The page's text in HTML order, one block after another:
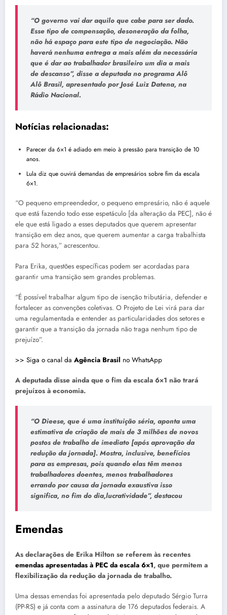
“O governo vai dar aquilo que cabe para ser dado.
Esse tipo de compensação, desoneração da folha,
não há espaço para este tipo de negociação. Não
haverá nenhuma entrega a mais além da necessária
que é dar ao trabalhador brasileiro um dia a mais
de descanso”, disse a deputada no programa Alô
Alô Brasil, apresentado por José Luiz Datena, na
Rádio Nacional.
Notícias relacionadas:
Parecer da 6×1 é adiado em meio à pressão para transição de 10
anos.
Lula diz que ouvirá demandas de empresários sobre fim da escala
6×1.
“O pequeno empreendedor, o pequeno empresário, não é aquele
que está fazendo todo esse espetáculo [da alteração da PEC], não é
ele que está ligado a esses deputados que querem apresentar
transição em dez anos, que querem aumentar a carga trabalhista
para 52 horas,” acrescentou.
Para Erika, questões específicas podem ser acordadas para
garantir uma transição sem grandes problemas.
“É possível trabalhar algum tipo de isenção tributária, defender e
fortalecer as convenções coletivas. O Projeto de Lei virá para dar
uma regulamentada e entender as particularidades dos setores e
garantir que a transição da jornada não traga nenhum tipo de
prejuízo”.
>> Siga o canal da Agência Brasil no WhatsApp
A deputada disse ainda que o fim da escala 6×1 não trará
prejuízos à economia.
“O Dieese, que é uma instituição séria, aponta uma
estimativa de criação de mais de 3 milhões de novos
postos de trabalho de imediato [após aprovação da
redução da jornada]. Mostra, inclusive, benefícios
para as empresas, pois quando elas têm menos
trabalhadores doentes, menos trabalhadores
errando por causa da jornada exaustiva isso
significa, no fim do dia,lucratividade”, destacou
Emendas
As declarações de Erika Hilton se referem às recentes
emendas apresentadas à PEC da escala 6×1, que permitem a
flexibilização da redução da jornada de trabalho.
Uma dessas emendas foi apresentada pelo deputado Sérgio Turra
(PP-RS) e já conta com a assinatura de 176 deputados federais. A